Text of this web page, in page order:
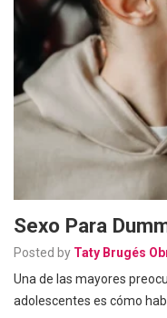
Sexo Para
Posted by Taty Brugés
Una de las mayores
adolescentes es cómo